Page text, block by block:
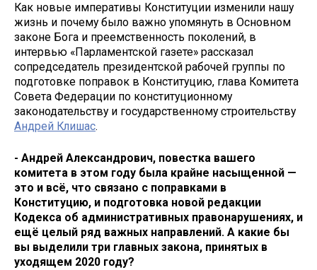
Как новые императивы Конституции изменили нашу
жизнь и почему было важно упомянуть в Основном
законе Бога и преемственность поколений, в
интервью «Парламентской газете» рассказал
сопредседатель президентской рабочей группы по
подготовке поправок в Конституцию, глава Комитета
Совета Федерации по конституционному
законодательству и государственному строительству
Андрей Клишас.
- Андрей Александрович, повестка вашего
комитета в этом году была крайне насыщенной —
это и всё, что связано с поправками в
Конституцию, и подготовка новой редакции
Кодекса об административных правонарушениях, и
ещё целый ряд важных направлений. А какие бы
вы выделили три главных закона, принятых в
уходящем 2020 году?